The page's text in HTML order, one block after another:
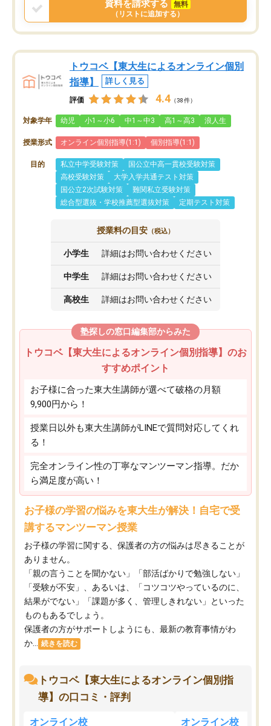
資料を請求する
無料
（リストに追加する）
トウコベ【東大生によるオンライン個別
指導】
詳しく見る
評価 4.4 （38件）
対象学年 幼児 小1～小6 中1～中3 高1～高3 浪人生
授業形式 オンライン個別指導(1:1) 個別指導(1:1)
目的 私立中学受験対策
国公立中高一貫校受験対策
高校受験対策
大学入学共通テスト対策
国公立2次試験対策
難関私立受験対策
総合型選抜・学校推薦型選抜対策
定期テスト対策
授業料の目安 （税込）
小学生 詳細はお問い合わせください
中学生 詳細はお問い合わせください
高校生 詳細はお問い合わせください
塾探しの窓口編集部からみた
トウコベ【東大生によるオンライン個別指導】のお
すすめポイント
お子様に合った東大生講師が選べて破格の月額
9,900円から！
授業日以外も東大生講師がLINEで質問対応してくれ
る！
完全オンライン性の丁寧なマンツーマン指導。だか
ら満足度が高い！
お子様の学習の悩みを東大生が解決！自宅で受
講するマンツーマン授業
お子様の学習に関する、保護者の方の悩みは尽きることが
ありません。
「親の言うことを聞かない」「部活ばかりで勉強しない」
「受験が不安」、あるいは、「コツコツやっているのに、
結果がでない」「課題が多く、管理しきれない」といった
ものもあるでしょう。
保護者の方がサポートしようにも、最新の教育事情がわ
か...
続きを読む
トウコベ【東大生によるオンライン個別指
導】の口コミ・評判
オンライン校 オンライン校